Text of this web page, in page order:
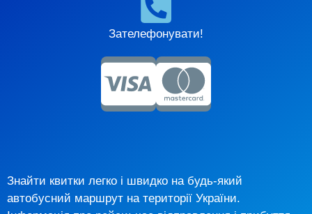
Зателефонувати!
Знайти квитки легко і швидко на будь-який
автобусний маршрут на території України.